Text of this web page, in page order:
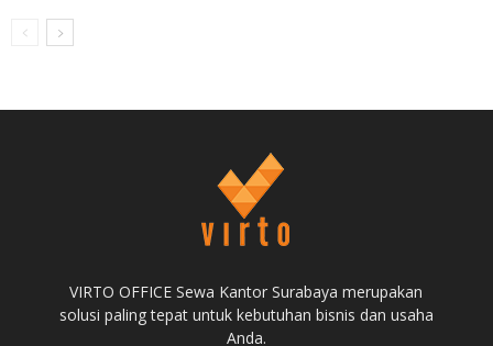
VIRTO OFFICE Sewa Kantor Surabaya merupakan
solusi paling tepat untuk kebutuhan bisnis dan usaha
Anda.